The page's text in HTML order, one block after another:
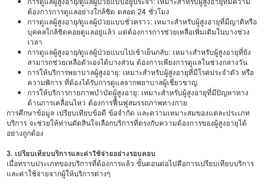
ต้องการการดูแลอย่างใกล้ชิด ตลอด 24 ชั่วโมง
การดูแลผู้สูงอายุ/ดูแลผู้ป่วยแบบชั่วคราว: เหมาะสำหรับผู้สูงอายุที่มีญาติหรือ
บุคคลใกล้ชิดคอยดูแลอยู่แล้ว แต่ต้องการการช่วยเหลือเพิ่มเติมในบางช่วง
เวลา
การดูแลผู้สูงอายุ/ดูแลผู้ป่วยแบบไปเช้าเย็นกลับ: เหมาะสำหรับผู้สูงอายุที่ยัง
สามารถช่วยเหลือตัวเองได้บางส่วน ต้องการเพียงการดูแลในช่วงกลางวัน
การให้บริการพยาบาลผู้สูงอายุ: เหมาะสำหรับผู้สูงอายุที่มีโรคประจำตัว หรือ
ความพิการ ที่ต้องได้รับการดูแลจากพยาบาลผู้เชี่ยวชาญ
การให้บริการกายภาพบำบัดผู้สูงอายุ: เหมาะสำหรับผู้สูงอายุที่มีปัญหาทาง
ด้านการเคลื่อนไหว ต้องการฟื้นฟูสมรรถภาพทางกาย
การศึกษาข้อมูล เปรียบเทียบข้อดี ข้อจำกัด และความเหมาะสมของแต่ละประเภท
บริการ จะช่วยให้ท่านตัดสินใจเลือกบริการที่ตรงกับความต้องการของผู้สูงอายุได้
อย่างถูกต้อง
3. เปรียบเทียบบริการและค่าใช้จ่ายอย่างรอบคอบ
เมื่อทราบประเภทของบริการที่ต้องการแล้ว ขั้นตอนต่อไปคือการเปรียบเทียบบริการ
และค่าใช้จ่ายจากผู้ให้บริการต่างๆ